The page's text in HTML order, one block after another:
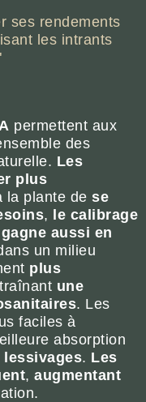
ses rendements
les intrants
permettent aux
des
Les
plus
la plante de se
, le calibrage
aussi en
un milieu
plus
une
. Les
faciles à
absorption
lessivages. Les
, augmentant